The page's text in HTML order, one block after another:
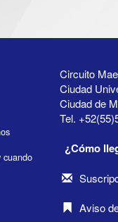
cuando
Circuito
Ciudad
Ciudad de
Tel.
¿Cómo
Aviso